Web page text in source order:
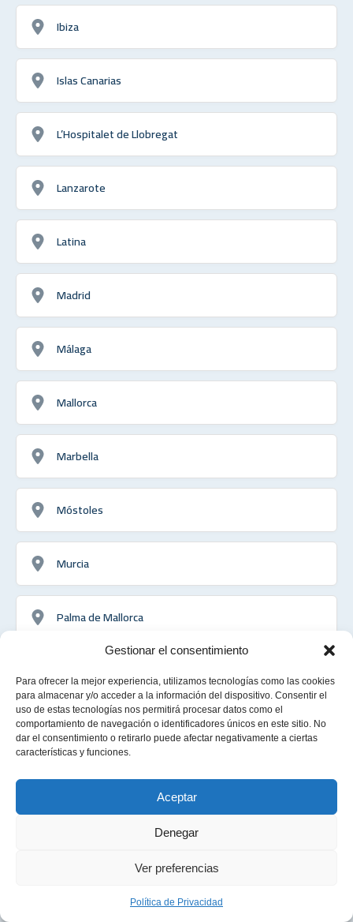
Gestionar el consentimiento
Para ofrecer la mejor experiencia, utilizamos tecnologías como las cookies
para almacenar y/o acceder a la información del dispositivo. Consentir el
uso de estas tecnologías nos permitirá procesar datos como el
comportamiento de navegación o identificadores únicos en este sitio. No
dar el consentimiento o retirarlo puede afectar negativamente a ciertas
características y funciones.
Aceptar
Denegar
Ver preferencias
Política de Privacidad
Ibiza
Islas Canarias
L’Hospitalet de Llobregat
Lanzarote
Latina
Madrid
Málaga
Mallorca
Marbella
Móstoles
Murcia
Palma de Mallorca
Sabadell
Sant Martí